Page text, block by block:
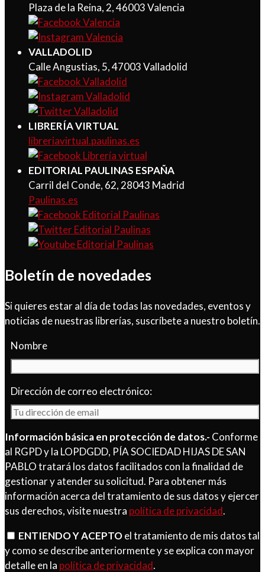
Plaza de la Reina, 2, 46003 Valencia
VALLADOLID
Calle Angustias, 5, 47003 Valladolid
LIBRERÍA VIRTUAL
libreriavirtual.paulinas.es
EDITORIAL PAULINAS ESPAÑA
Carril del Conde, 62, 28043 Madrid
Paulinas.es
Boletín de novedades
Si quieres estar al día de todas las novedades, eventos y
noticias de nuestras librerías, suscríbete a nuestro boletín.
Nombre
Dirección de correo electrónico:
Información básica en protección de datos.- Conforme
al RGPD y la LOPDGDD, PÍA SOCIEDAD HIJAS DE SAN
PABLO tratará los datos facilitados con la finalidad de
gestionar y atender su solicitud. Para obtener más
información acerca del tratamiento de sus datos y ejercer
sus derechos, visite nuestra política de privacidad.
ENTIENDO Y ACEPTOel tratamiento de mis datos tal
y como se describe anteriormente y se explica con mayor
detalle en la política de privacidad.